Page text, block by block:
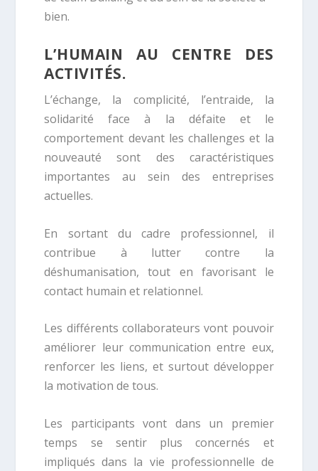
bien.
L’HUMAIN AU CENTRE DES
ACTIVITÉS.
L’échange, la complicité, l’entraide, la
solidarité face à la défaite et le
comportement devant les challenges et la
nouveauté sont des caractéristiques
importantes au sein des entreprises
actuelles.
En sortant du cadre professionnel, il
contribue à lutter contre la
déshumanisation, tout en favorisant le
contact humain et relationnel.
Les différents collaborateurs vont pouvoir
améliorer leur communication entre eux,
renforcer les liens, et surtout développer
la motivation de tous.
Les participants vont dans un premier
temps se sentir plus concernés et
impliqués dans la vie professionnelle de